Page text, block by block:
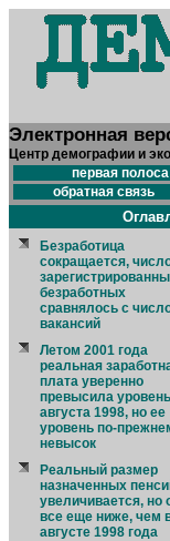
Электронная
Центр демографии и
первая полоса
обратная связь
Безработица
сокращается,
безработных
сравнялось с
вакансий
Летом 2001 года
реальная
плата уверенно
превысила уровень
августа 1998, но ее
уровень по-
невысок
Реальный размер
назначенных
увеличивается, но
все еще ниже, чем
августе 1998 года